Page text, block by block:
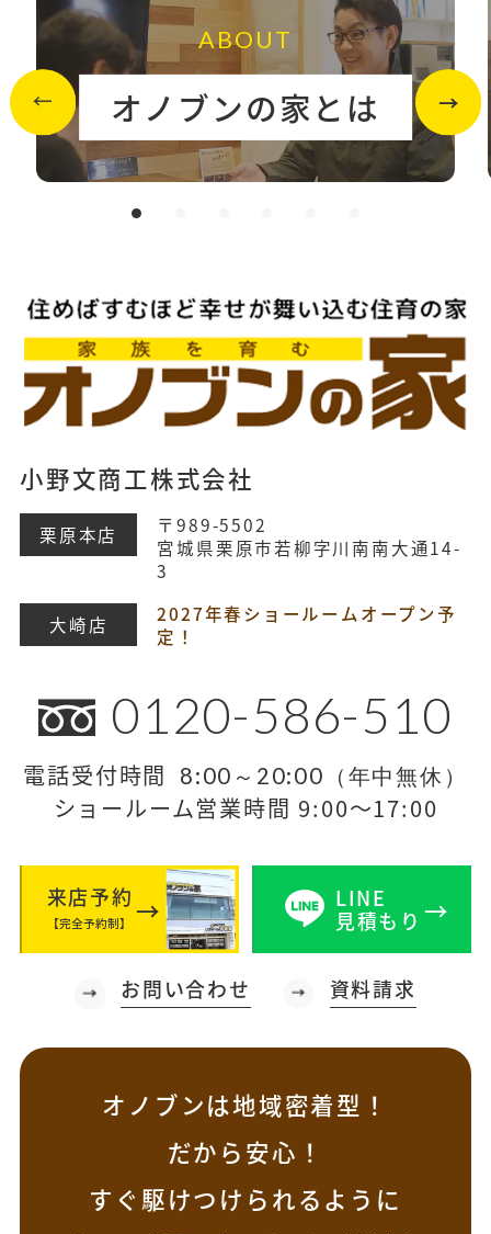
ABOUT
オノブンの家とは
小野文商工株式会社
栗原本店
〒989-5502
宮城県栗原市若柳字川南南大通14-
3
大崎店
2027年春ショールームオープン予
定！
0120-586-510
電話受付時間 8:00～20:00（年中無休）
ショールーム営業時間 9:00～17:00
来店予約
【完全予約制】
LINE
見積もり
お問い合わせ 資料請求
オノブンは地域密着型！
だから安心！
すぐ駆けつけられるように